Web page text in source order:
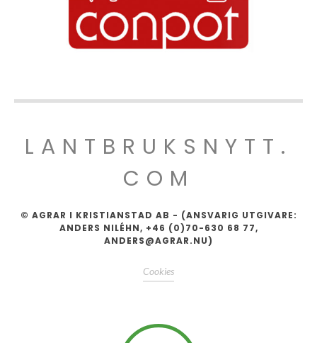
LANTBRUKSNYTT.
COM
© AGRAR I KRISTIANSTAD AB - (ANSVARIG UTGIVARE:
ANDERS NILÉHN, +46 (0)70-630 68 77,
ANDERS@AGRAR.NU)
Cookies